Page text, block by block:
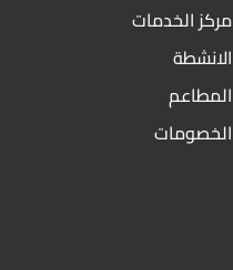
مركز الخدمات
الانشطة
المطاعم
الخصومات